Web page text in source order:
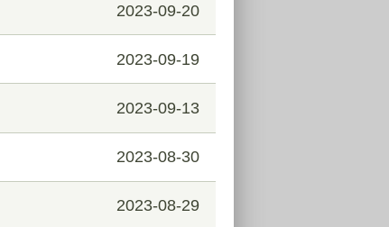
2023-09-20
2023-09-19
2023-09-13
2023-08-30
2023-08-29